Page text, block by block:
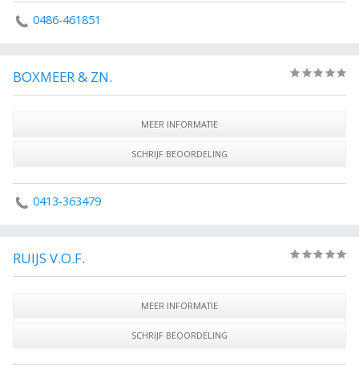
0486-461851
BOXMEER & ZN.
MEER INFORMATIE
SCHRIJF BEOORDELING
0413-363479
RUIJS V.O.F.
MEER INFORMATIE
SCHRIJF BEOORDELING